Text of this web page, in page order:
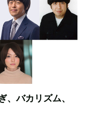
、バカリズム、